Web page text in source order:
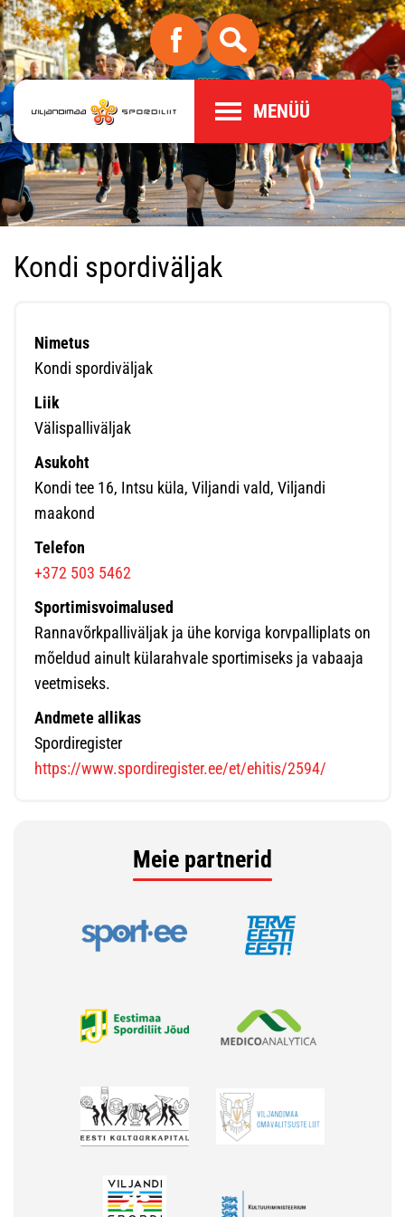
MENÜÜ
Kondi spordiväljak
Nimetus
Kondi spordiväljak
Liik
Välispalliväljak
Asukoht
Kondi tee 16, Intsu küla, Viljandi vald, Viljandi
maakond
Telefon
+372 503 5462
Sportimisvoimalused
Rannavõrkpalliväljak ja ühe korviga korvpalliplats on
mõeldud ainult külarahvale sportimiseks ja vabaaja
veetmiseks.
Andmete allikas
Spordiregister
https://www.spordiregister.ee/et/ehitis/2594/
Meie partnerid